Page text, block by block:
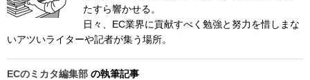
たすら響かせる。
日々、EC業界に貢献すべく勉強と努力を惜しまな
いアツいライターや記者が集う場所。
ECのミカタ編集部 の執筆記事